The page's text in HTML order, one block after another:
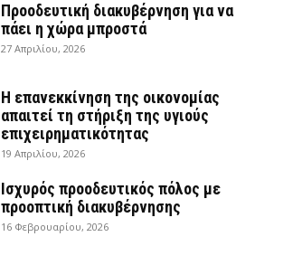
Προοδευτική διακυβέρνηση για να
πάει η χώρα μπροστά
27 Απριλίου, 2026
Η επανεκκίνηση της οικονομίας
απαιτεί τη στήριξη της υγιούς
επιχειρηματικότητας
19 Απριλίου, 2026
Ισχυρός προοδευτικός πόλος με
προοπτική διακυβέρνησης
16 Φεβρουαρίου, 2026